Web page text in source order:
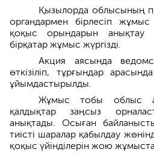
Қызылорда облысының
органдармен бірлесіп
қоқыс орындарын
бірқатар жұмыс жүргізді.
Акция аясында
өткізіліп, тұрғындар
ұйымдастырылды.
Жұмыс тобы облыс
қалдықтар заңсыз
анықтады. Осыған байланысты
тиісті шаралар қабылдау
қоқыс үйінділерін жою